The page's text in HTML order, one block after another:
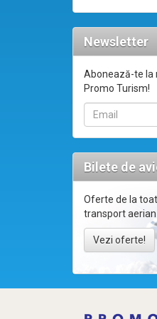
Newsletter
Abonează-te la
Promo Turism!
Bilete de
Oferte de la
transport aerian
Vezi oferte!